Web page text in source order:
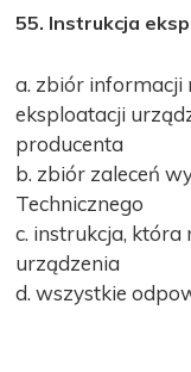
55. Instrukcja
a. zbiór informacji
eksploatacji
producenta
b. zbiór zaleceń
Technicznego
c. instrukcja,
urządzenia
d. wszystkie